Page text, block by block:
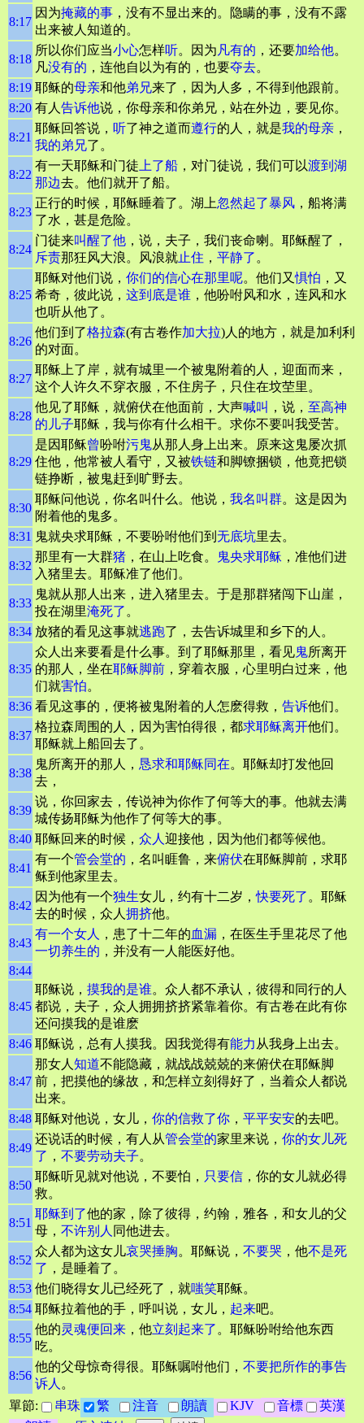
8:17
因为掩藏的事 ，没有不显出来的。隐瞒的事，没有不露
出来被人知道的。
8:18
所以你们应当小心怎样听。因为 凡有的 ，还要加给他。
凡没有的 ，连他自以为有的，也要夺去。
8:19 耶稣的母亲和他弟兄来了，因为人多，不得到他跟前。
8:20 有人 告诉他说，你母亲和你弟兄，站在外边，要见你。
8:21
耶稣回答说， 听了神之道而遵行的人，就是我的母亲 ，
我的弟兄了。
8:22
有一天耶稣和门徒 上了船 ，对门徒说，我们可以渡到湖
那边去。他们就开了船。
8:23
正行的时候，耶稣睡着了。湖上忽然起了暴风 ，船将满
了水，甚是危险。
8:24
门徒来叫醒了他 ，说，夫子，我们丧命喇。耶稣醒了，
斥责那狂风大浪。风浪就止住 ， 平静了 。
8:25
耶稣对他们说， 你们的信心在那里呢。他们又惧怕 ，又
希奇，彼此说， 这到底是谁 ，他吩咐风和水，连风和水
也听从他了。
8:26
他们到了格拉森(有古卷作加大拉)人的地方，就是加利利
的对面。
8:27
耶稣上了岸，就有城里一个被鬼附着的人，迎面而来，
这个人许久不穿衣服，不住房子，只住在坟茔里。
8:28
他见了耶稣，就俯伏在他面前，大声喊叫 ，说， 至高神
的儿子耶稣，我与你有什么相干。求你不要叫我受苦。
8:29
是因耶稣曾吩咐污鬼从那人身上出来。原来这鬼屡次抓
住他，他常被人看守，又被铁链和脚镣捆锁，他竟把锁
链挣断，被鬼赶到旷野去。
8:30
耶稣问他说，你名叫什么。他说， 我名叫群。这是因为
附着他的鬼多。
8:31 鬼就央求耶稣，不要吩咐他们到 无底坑里去。
8:32
那里有一大群猪 ，在山上吃食。 鬼央求耶稣 ，准他们进
入猪里去。耶稣准了他们。
8:33
鬼就从那人出来，进入猪里去。于是那群猪闯下山崖，
投在湖里淹死了 。
8:34 放猪的看见这事就逃跑了，去告诉城里和乡下的人。
8:35
众人出来要看是什么事。到了耶稣那里，看见鬼所离开
的那人，坐在耶稣脚前 ，穿着衣服，心里明白过来，他
们就害怕。
8:36 看见这事的，便将被鬼附着的人怎麽得救， 告诉他们。
8:37
格拉森周围的人，因为害怕得很，都求耶稣离开他们。
耶稣就上船回去了。
8:38
鬼所离开的那人， 恳求和耶稣同在。耶稣却打发他回
去，
8:39
说，你回家去，传说神为你作了何等大的事。他就去满
城传扬耶稣为他作了何等大的事。
8:40 耶稣回来的时候， 众人 迎接他，因为他们都等候他。
8:41
有一个管会堂的 ，名叫睚鲁，来俯伏在耶稣脚前，求耶
稣到他家里去。
8:42
因为他有一个独生女儿，约有十二岁，快要死了 。耶稣
去的时候，众人 拥挤他。
8:43
有一个女人 ，患了十二年的血漏 ，在医生手里花尽了他
一切养生的 ，并没有一人能医好他。
8:44
8:45
耶稣说， 摸我的是谁。众人都不承认，彼得和同行的人
都说，夫子，众人拥拥挤挤紧靠着你。有古卷在此有你
还问摸我的是谁麽
8:46 耶稣说，总有人摸我。因我觉得有能力 从我身上出去。
8:47
那女人 知道不能隐藏，就战战兢兢的来俯伏在耶稣脚
前，把摸他的缘故，和怎样立刻得好了，当着众人都说
出来。
8:48 耶稣对他说，女儿， 你的信救了你 ， 平平安安的去吧。
8:49
还说话的时候，有人从管会堂的家里来说， 你的女儿死
了 ， 不要劳动夫子。
8:50
耶稣听见就对他说，不要怕， 只要信 ，你的女儿就必得
救。
8:51
耶稣到了他的家，除了彼得，约翰，雅各，和女儿的父
母， 不许别人 同他进去。
8:52
众人都为这女儿哀哭捶胸。耶稣说， 不要哭 ，他不是死
了 ，是睡着了。
8:53 他们晓得女儿已经死了，就嗤笑耶稣。
8:54 耶稣拉着他的手，呼叫说，女儿， 起来吧。
8:55
他的灵魂便回来 ，他立刻起来了 。耶稣吩咐给他东西
吃。
8:56
他的父母惊奇得很。耶稣嘱咐他们， 不要把所作的事告
诉人 。
單節:
串珠 繁 注音 朗讀 KJV 音標
英漢